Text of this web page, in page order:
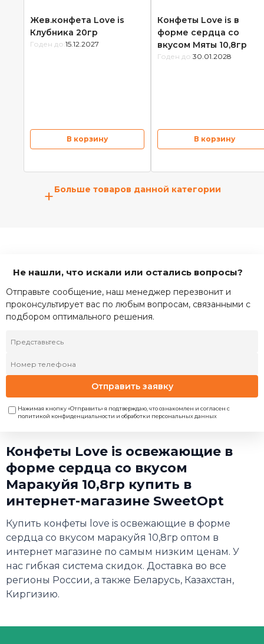
Жев.конфета Love is
Клубника 20гр
Годен до: 15.12.2027
В корзину
Конфеты Love is в
форме сердца со
вкусом Мяты 10,8гр
Годен до: 30.01.2028
В корзину
+Больше товаров данной категории
Не нашли, что искали или остались вопросы?
Отправьте сообщение, наш менеджер перезвонит и
проконсультирует вас по любым вопросам, связанными с
подбором оптимального решения.
Отправить заявку
Нажимая кнопку «Отправить» я подтверждаю, что ознакомлен и согласен с
политикой конфиденциальности и обработки персональных данных
Конфеты Love is освежающие в
форме сердца со вкусом
Маракуйя 10,8гр купить в
интернет-магазине SweetOpt
Купить конфеты love is освежающие в форме
сердца со вкусом маракуйя 10,8гр оптом в
интернет магазине по самым низким ценам. У
нас гибкая система скидок. Доставка во все
регионы России, а также Беларусь, Казахстан,
Киргизию.